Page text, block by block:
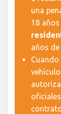
una
18
años